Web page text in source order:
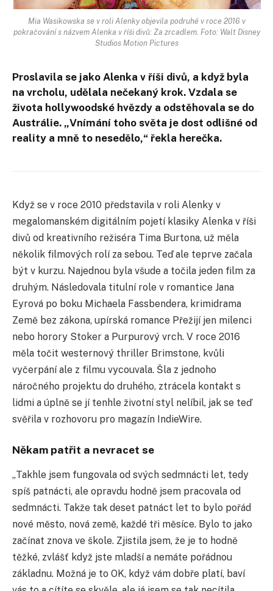
Mia Wasikowska se v roli Alenky objevila podruhé v roce 2016 v
pokračování s názvem Alenka v říši divů: Za zrcadlem. Foto: Walt Disney
Studios Motion Pictures
Proslavila se jako Alenka v říši divů, a když byla
na vrcholu, udělala nečekaný krok. Vzdala se
života hollywoodské hvězdy a odstěhovala se do
Austrálie. „Vnímání toho světa je dost odlišné od
reality a mně to nesedělo,“ řekla herečka.
Když se v roce 2010 představila v roli Alenky v
megalomanském digitálním pojetí klasiky Alenka v říši
divů od kreativního režiséra Tima Burtona, už měla
několik filmových rolí za sebou. Teď ale teprve začala
být v kurzu. Najednou byla všude a točila jeden film za
druhým. Následovala titulní role v romantice Jana
Eyrová po boku Michaela Fassbendera, krimidrama
Země bez zákona, upírská romance Přežijí jen milenci
nebo horory Stoker a Purpurový vrch. V roce 2016
měla točit westernový thriller Brimstone, kvůli
vyčerpání ale z filmu vycouvala. Šla z jednoho
náročného projektu do druhého, ztrácela kontakt s
lidmi a úplně se jí tenhle životní styl nelíbil, jak se teď
svěřila v rozhovoru pro magazín IndieWire.
Někam patřit a nevracet se
„Takhle jsem fungovala od svých sedmnácti let, tedy
spíš patnácti, ale opravdu hodně jsem pracovala od
sedmnácti. Takže tak deset patnáct let to bylo pořád
nové město, nová země, každé tři měsíce. Bylo to jako
začínat znova ve škole. Zjistila jsem, že je to hodně
těžké, zvlášť když jste mladší a nemáte pořádnou
základnu. Možná je to OK, když vám dobře platí, baví